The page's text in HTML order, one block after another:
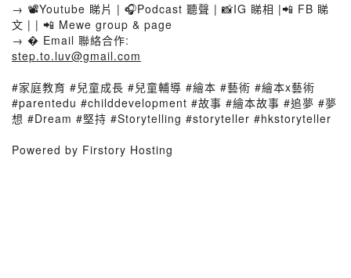
→ 📽Youtube 睇片 | 🎧Podcast 聽聲 | 📸IG 睇相 |📲 FB 睇
文 | | 📲 Mewe group & page
→ � Email 聯絡合作:
step.to.luv@gmail.com
#家庭教育 #兒童成長 #兒童輔導 #繪本 #藝術 #繪本x藝術
#parentedu #childdevelopment #故事 #繪本故事 #追夢 #夢
想 #Dream #堅持 #Storytelling #storyteller #hkstoryteller
Powered by Firstory Hosting